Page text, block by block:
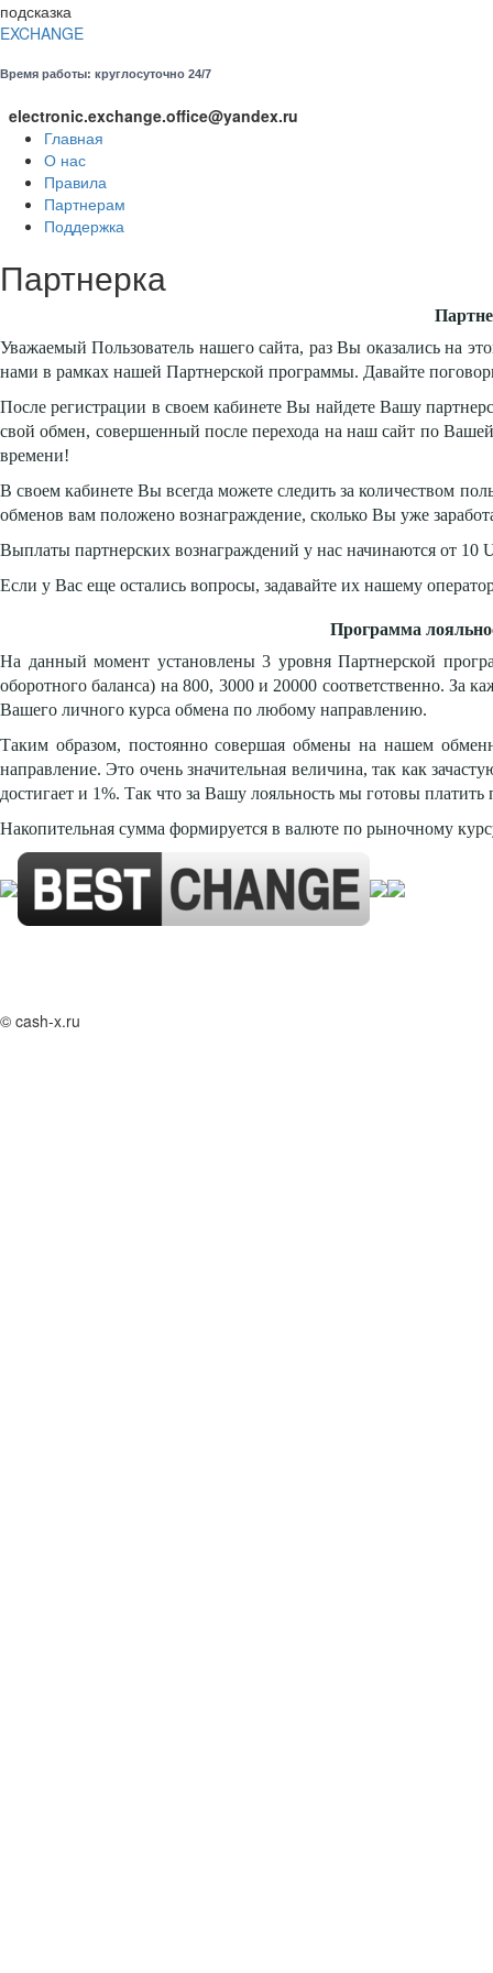
подсказка
EXCHANGE
Время работы: круглосуточно 24/7
electronic.exchange.office@yandex.ru
Главная
О нас
Правила
Партнерам
Поддержка
Партнерка
Уважаемый Пользователь нашего сайта, раз Вы оказались на
нами в рамках нашей Партнерской программы. Давайте
После регистрации в своем кабинете Вы найдете Вашу
свой обмен, совершенный после перехода на наш сайт по
времени!
В своем кабинете Вы всегда можете следить за количеством
обменов вам положено вознаграждение, сколько Вы уже
Выплаты партнерских вознаграждений у нас начинаются от 10
Если у Вас еще остались вопросы, задавайте их нашему
Программа
На данный момент установлены 3 уровня Партнерской
оборотного баланса) на 800, 3000 и 20000 соответственно. За
Вашего личного курса обмена по любому направлению.
Таким образом, постоянно совершая обмены на нашем
направление. Это очень значительная величина, так как
достигает и 1%. Так что за Вашу лояльность мы готовы
Накопительная сумма формируется в валюте по рыночному
© cash-x.ru